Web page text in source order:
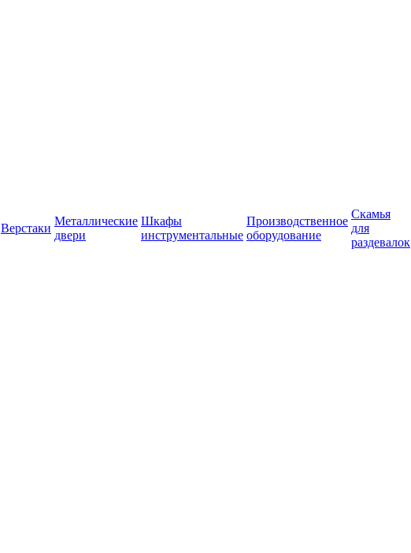
Верстаки
Металлические
двери
Шкафы
инструментальные
Производственное
оборудование
Скамья
для
раздевалок